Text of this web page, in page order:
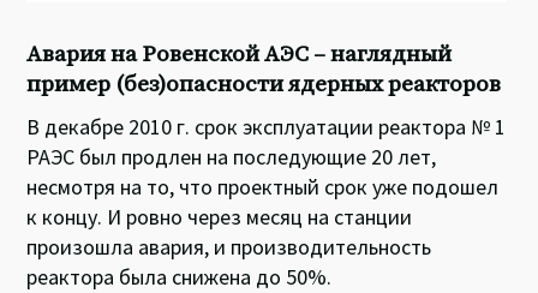
Авария на Ровенской АЭС – наглядный
пример (без)опасности ядерных реакторов
В декабре 2010 г. срок эксплуатации реактора № 1
РАЭС был продлен на последующие 20 лет,
несмотря на то, что проектный срок уже подошел
к концу. И ровно через месяц на станции
произошла авария, и производительность
реактора была снижена до 50%.